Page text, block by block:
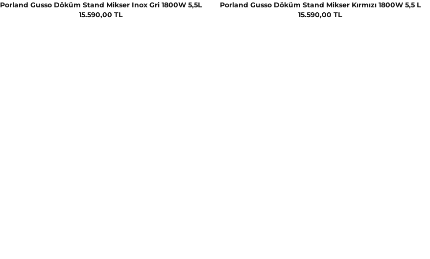
Porland Gusso Döküm Stand Mikser Inox Gri 1800W 5,5L
15.590,00 TL
Porland Gusso Döküm Stand Mikser Kırmızı 1800W 5,5 L
15.590,00 TL